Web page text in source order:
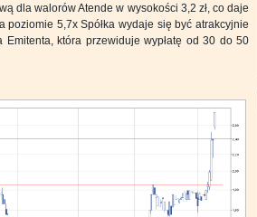
dla walorów Atende w wysokości 3,2 zł, co daje
poziomie 5,7x Spółka wydaje się być atrakcyjnie
która przewiduje wypłatę od 30 do 50